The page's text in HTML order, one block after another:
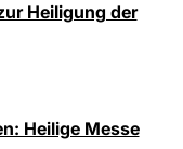
Heiligung der
Heilige Messe